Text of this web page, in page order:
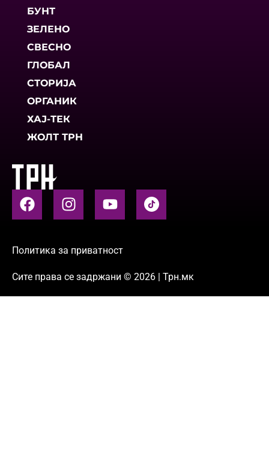
БУНТ
ЗЕЛЕНО
СВЕСНО
ГЛОБАЛ
СТОРИЈА
ОРГАНИК
ХАЈ-ТЕК
ЖОЛТ ТРН
Политика за приватност
Сите права се задржани © 2026 | Трн.мк